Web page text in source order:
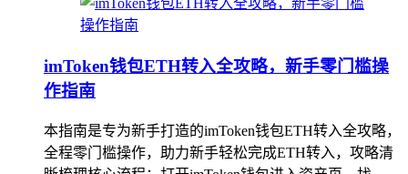
imToken钱包ETH转入全攻略，新手零门槛操
作指南
本指南是专为新手打造的imToken钱包ETH转入全攻略，
全程零门槛操作，助力新手轻松完成ETH转入，攻略清